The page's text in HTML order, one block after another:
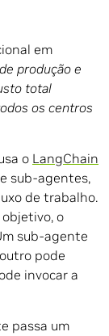
em
produção e
total
os centros
o LangChain
sub-agentes,
de trabalho.
o
sub-agente
pode
invocar a
passa um